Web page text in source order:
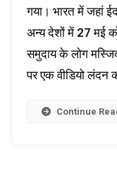
गया। भारत में जहां
अन्य देशों में 27 मई
समुदाय के लोग
पर एक वीडियो लंदन
Continue